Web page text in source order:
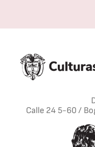
Calle 24 5-60 /